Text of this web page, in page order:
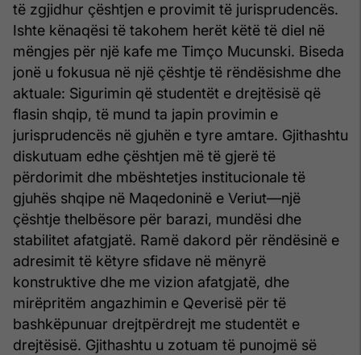
të zgjidhur çështjen e provimit të jurisprudencës.
Ishte kënaqësi të takohem herët këtë të diel në
mëngjes për një kafe me Timço Mucunski. Biseda
jonë u fokusua në një çështje të rëndësishme dhe
aktuale: Sigurimin që studentët e drejtësisë që
flasin shqip, të mund ta japin provimin e
jurisprudencës në gjuhën e tyre amtare. Gjithashtu
diskutuam edhe çështjen më të gjerë të
përdorimit dhe mbështetjes institucionale të
gjuhës shqipe në Maqedoninë e Veriut—një
çështje thelbësore për barazi, mundësi dhe
stabilitet afatgjatë. Ramë dakord për rëndësinë e
adresimit të këtyre sfidave në mënyrë
konstruktive dhe me vizion afatgjatë, dhe
mirëpritëm angazhimin e Qeverisë për të
bashkëpunuar drejtpërdrejt me studentët e
drejtësisë. Gjithashtu u zotuam të punojmë së